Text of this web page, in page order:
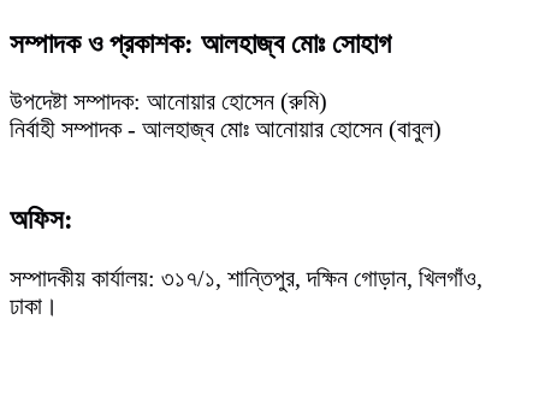
সম্পাদক ও প্রকাশক: আলহাজ্ব মোঃ সোহাগ
উপদেষ্টা সম্পাদক: আনোয়ার হোসেন (রুমি)
নির্বাহী সম্পাদক - আলহাজ্ব মোঃ আনোয়ার হোসেন (বাবুল)
অফিস:
সম্পাদকীয় কার্যালয়: ৩১৭/১, শান্তিপুর, দক্ষিন গোড়ান, খিলগাঁও,
ঢাকা।